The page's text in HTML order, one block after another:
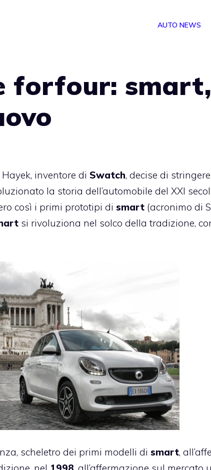
AUTO NEWS
forfour:
inventore di Swatch, decise di
la storia dell’automobile del XXI
così i primi prototipi di smart (acronimo di
si rivoluziona nel solco della tradizione,
scheletro dei primi modelli di smart,